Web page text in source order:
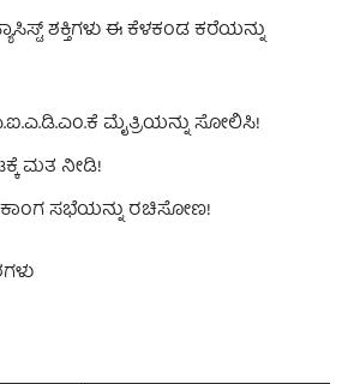
ಶಕ್ತಿಗಳು ಈ ಕೆಳಕಂಡ ಕರೆಯನ್ನು
ಮೈತ್ರಿಯನ್ನು ಸೋಲಿಸಿ!
ಮತ ನೀಡಿ!
ಸಭೆಯನ್ನು ರಚಿಸೋಣ!